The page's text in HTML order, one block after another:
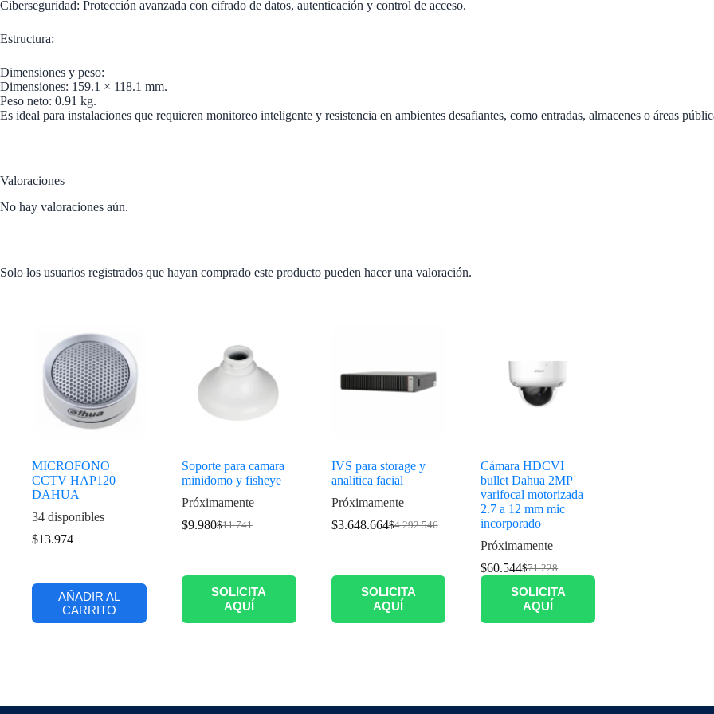
Ciberseguridad: Protección avanzada con cifrado de datos, autenticación y control de acceso.
Estructura:
Dimensiones y peso:
Dimensiones: 159.1 × 118.1 mm.
Peso neto: 0.91 kg.
Es ideal para instalaciones que requieren monitoreo inteligente y resistencia en ambientes desafiantes, como entradas, almacenes o áreas
Valoraciones
No hay valoraciones aún.
Solo los usuarios registrados que hayan comprado este producto pueden hacer una valoración.
MICROFONO
CCTV HAP120
DAHUA
34 disponibles
$13.974
AÑADIR AL
CARRITO
Soporte para camara
minidomo y fisheye
Próximamente
$11.741
$9.980
SOLICITA
AQUÍ
IVS para storage y
analitica facial
Próximamente
$4.292.546
$3.648.664
SOLICITA
AQUÍ
Cámara HDCVI
bullet Dahua 2MP
varifocal motorizada
2.7 a 12 mm mic
incorporado
Próximamente
$71.228
$60.544
SOLICITA
AQUÍ